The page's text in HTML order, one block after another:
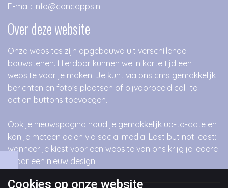
E-mail: info@concapps.nl
Over deze website
Onze websites zijn opgebouwd uit verschillende
bouwstenen. Hierdoor kunnen we in korte tijd een
website voor je maken. Je kunt via ons cms gemakkelijk
berichten en foto's plaatsen of bijvoorbeeld call-to-
action buttons toevoegen.
Ook je nieuwspagina houd je gemakkelijk up-to-date en
kan je meteen delen via social media. Last but not least:
wanneer je kiest voor een website van ons krijg je iedere
3 jaar een nieuw design!
Cookies op onze website